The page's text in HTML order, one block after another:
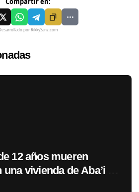
por RikkySanz.com
12 años mueren
vivienda de Aba’i y
aprehendido